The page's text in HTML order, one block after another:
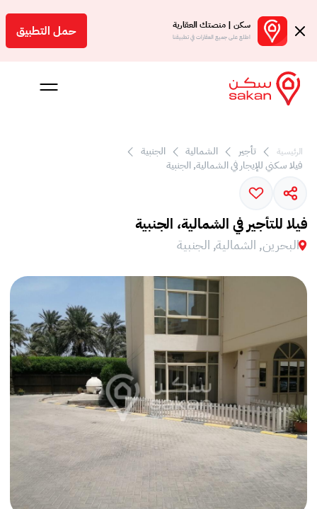
سكن | منصتك العقارية
اطلع على جميع العقارات في تطبيقنا حمل التطبيق
بالعمولة
الرئيسية تأجير الشمالية
الجنبية
فيلا سكني للإيجار في الشمالية, الجنبية
فيلا للتأجير في الشمالية، الجنبية
البحرين, الشمالية, الجنبية